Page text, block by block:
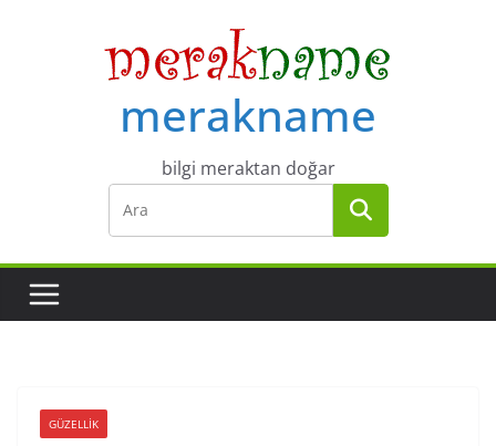
merakname
bilgi meraktan doğar
GÜZELLIK